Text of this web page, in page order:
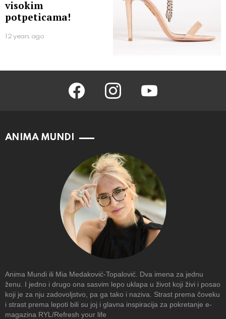
visokim
potpeticama!
12 years ago
facebook instagram youtube
ANIMA MUNDI
Anima Mundi ili Mia Medaković-Topalović. Dva imena za jednu
ženu. I jedno i drugo ona sasvim lepo uklapa u život koji živi i posao
koji je za nju zadovoljstvo, pa ga tako i naziva. Strast prema čoveku
i strast prema lepoti bili su joj i glavna inspiracija za pokretanje e-
magazina RYL/Refresh your life